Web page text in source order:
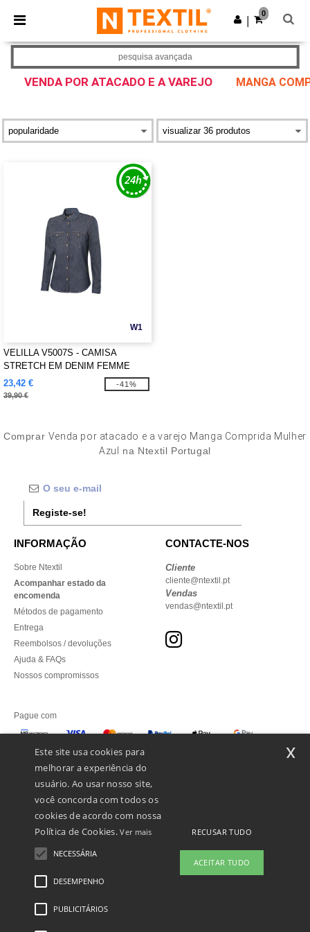
× App Ntextil
Melhores preços na app!
Obter app
0
VENDA POR ATACADO E A VAREJO MANGA
pesquisa avançada
W1
VELILLA V5007S - CAMISA
STRETCH EM DENIM FEMME
23,42 €
39,90 €
-41%
Comprar Venda por atacado e a varejo Manga Comprida Mulher
Azul
na Ntextil Portugal
Registe-se!
INFORMAÇÃO
Sobre Ntextil
Acompanhar estado da
encomenda
Métodos de pagamento
Entrega
Reembolsos / devoluções
Ajuda & FAQs
Nossos compromissos
CONTACTE-NOS
Cliente
cliente@ntextil.pt
Vendas
vendas@ntextil.pt
Pague com
Enviamos com
Menções Legais-Política de Privacidade
Este site usa cookies para
melhorar a experiência do
usuário. Ao usar nosso site,
você concorda com todos os
cookies de acordo com nossa
Política de Cookies.Ver mais
NECESSÁRIA
DESEMPENHO
PUBLICITÁRIOS
RECUSAR TUDO
ACEITAR TUDO
x